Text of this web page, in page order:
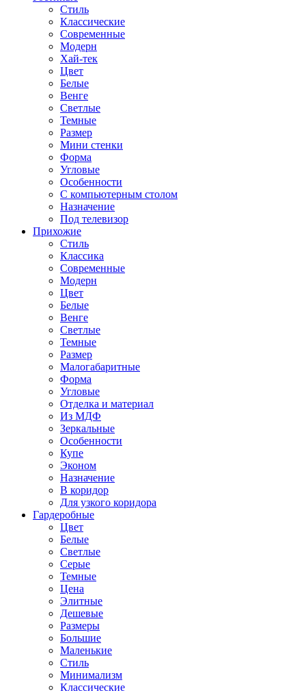
Стиль
Классические
Современные
Модерн
Хай-тек
Цвет
Белые
Венге
Светлые
Темные
Размер
Мини стенки
Форма
Угловые
Особенности
С компьютерным столом
Назначение
Под телевизор
Прихожие
Стиль
Классика
Современные
Модерн
Цвет
Белые
Венге
Светлые
Темные
Размер
Малогабаритные
Форма
Угловые
Отделка и материал
Из МДФ
Зеркальные
Особенности
Купе
Эконом
Назначение
В коридор
Для узкого коридора
Гардеробные
Цвет
Белые
Светлые
Серые
Темные
Цена
Элитные
Дешевые
Размеры
Большие
Маленькие
Стиль
Минимализм
Классические